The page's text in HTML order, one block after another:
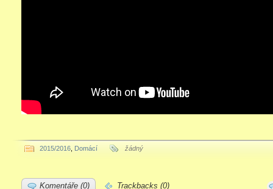
2015/2016 Domácí žádný
Komentáře (0) Trackbacks (0)